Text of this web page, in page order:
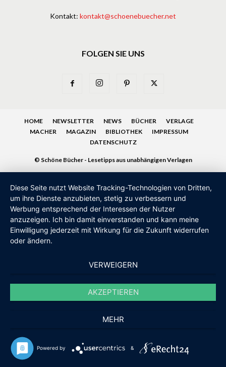
Kontakt: kontakt@schoenebuecher.net
FOLGEN SIE UNS
HOME NEWSLETTER NEWS BÜCHER
VERLAGE
MACHER
MAGAZIN BIBLIOTHEK
IMPRESSUM
DATENSCHUTZ
© Schöne Bücher - Lesetipps aus unabhängigen Verlagen
Diese Seite nutzt Website Tracking-Technologien von Dritten,
um ihre Dienste anzubieten, stetig zu verbessern und
Werbung entsprechend der Interessen der Nutzer
anzuzeigen. Ich bin damit einverstanden und kann meine
Einwilligung jederzeit mit Wirkung für die Zukunft widerrufen
oder ändern.
VERWEIGERN
AKZEPTIEREN
MEHR
Powered by &